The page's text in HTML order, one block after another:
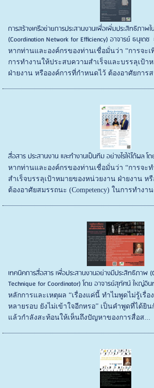
การสร้างเครือข่ายการประสานงานเพื่อเพิ่มประสิทธิภาพ
(Coordination Network for Efficiency) อาจารย์ ธนุเด
หากท่านและองค์กรของท่านเชื่อมั่นว่า “การจะ
การทำงานให้ประสบความสำเร็จและบรรลุเป้า
ฝ่ายงาน หรือองค์การที่กำหนดไว้ ต้องอาศัยการส
สื่อสาร ประสานงาน และทำงานเป็นทีม อย่างไรให้ได้ผล
หากท่านและองค์กรของท่านเชื่อมั่นว่า “การจะ
สำเร็จบรรลุเป้าหมายของหน่วยงาน ฝ่ายงาน ห
ต้องอาศัยสมรรถนะ (Competency) ในการทำงา
เทคนิคการสื่อสาร เพื่อประสานงานอย่างมีประสิทธิภาพ
Technique for Coordinator) โดย อาจารย์สุทัศน์ ใหญ่อิน
หลักการและเหตุผล “เรื่องแค่นี้ ทำไมพูดไม่รู้เรื่อ
หลายรอบ ยังไม่เข้าใจอีกหรอ” เป็นคำพูดที่ได้ยิ
แล้วกำลังสะท้อนให้เห็นถึงปัญหาของการสื่อส...